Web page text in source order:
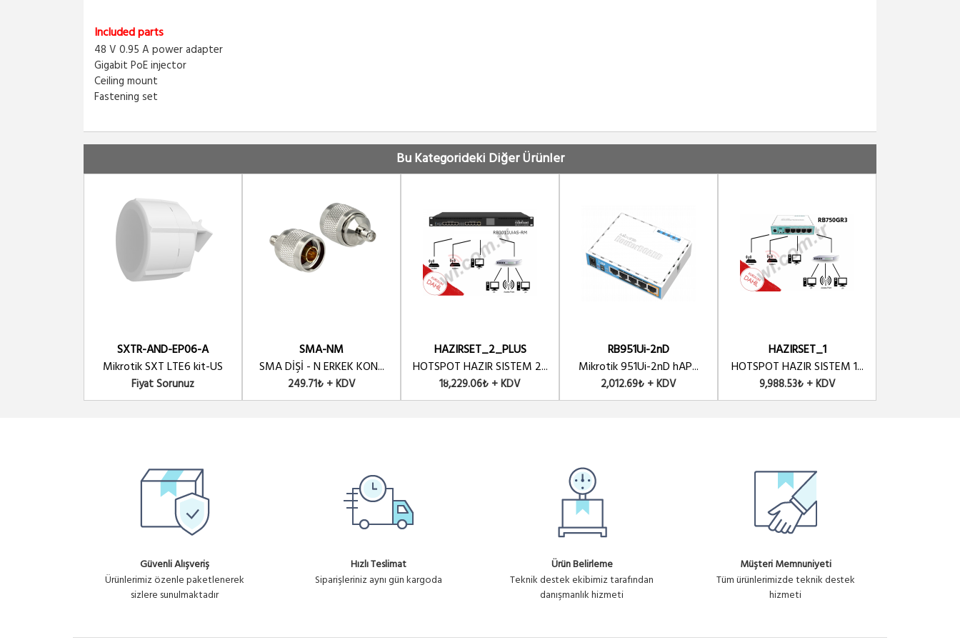
Included parts
48 V 0.95 A power adapter
Gigabit PoE injector
Ceiling mount
Fastening set
Bu Kategorideki Diğer Ürünler
SXTR-AND-EP06-A
Mikrotik SXT LTE6 kit-US
Fiyat Sorunuz
SMA-NM
SMA DİŞİ - N ERKEK KON...
249.71₺ + KDV
HAZIRSET_2_PLUS
HOTSPOT HAZIR SISTEM 2...
18,229.06₺ + KDV
RB951Ui-2nD
Mikrotik 951Ui-2nD hAP...
2,012.69₺ + KDV
HAZIRSET_1
HOTSPOT HAZIR SISTEM 1...
9,988.53₺ + KDV
Güvenli Alışveriş
Ürünlerimiz özenle paketlenerek
sizlere sunulmaktadır
Hızlı Teslimat
Siparişleriniz aynı gün kargoda
Ürün Belirleme
Teknik destek ekibimiz tarafından
danışmanlık hizmeti
Müşteri Memnuniyeti
Tüm ürünlerimizde teknik destek
hizmeti